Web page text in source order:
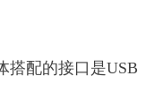
搭配的接口是USB